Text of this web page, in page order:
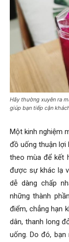
Hãy thường xuyên ra
giúp bạn tiếp cận
Mộtkinh nghiệm
đồ uống thuận lợi
theo mùa để kết
được sự khác lạ
dễ dàng chấp
những thành
điểm, chẳng hạn
dân, thanh long
uống. Do đó,